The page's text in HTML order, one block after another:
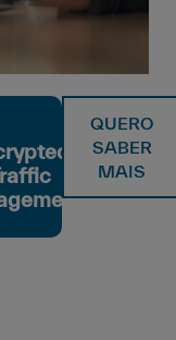
QUERO
SABER
MAIS